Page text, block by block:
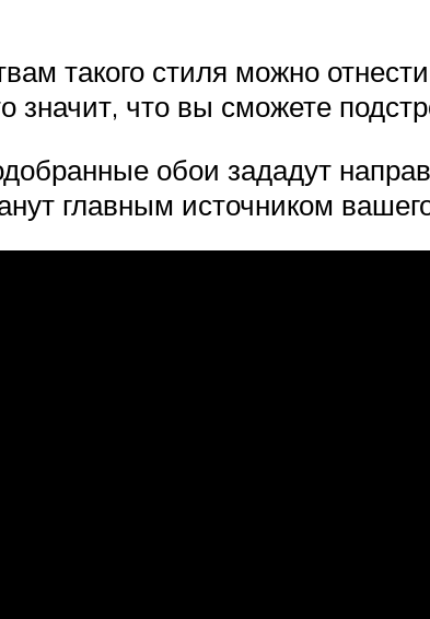
такого стиля можно
значит, что вы сможете
обои зададут
главным источником